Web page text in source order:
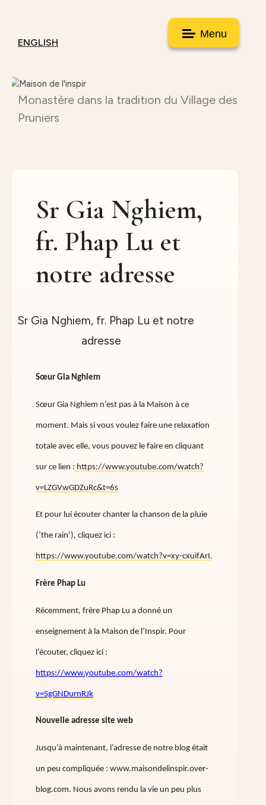
Menu
ENGLISH
Monastère dans la tradition du Village des
Pruniers
Sr Gia Nghiem,
fr. Phap Lu et
notre adresse
Sœur Gia Nghiem
Sœur Gia Nghiem n’est pas à la Maison à ce
moment. Mais si vous voulez faire une relaxation
totale avec elle, vous pouvez le faire en cliquant
sur ce lien : https://www.youtube.com/watch?
v=LZGVwGDZuRc&t=6s
Et pour lui écouter chanter la chanson de la pluie
(‘the rain’), cliquez ici :
https://www.youtube.com/watch?v=xy-cxuifArI.
Frère Phap Lu
Récemment, frère Phap Lu a donné un
enseignement à la Maison de l’Inspir. Pour
l’écouter, cliquez ici :
https://www.youtube.com/watch?
v=SgGNDurnRJk
Nouvelle adresse site web
Jusqu’à maintenant, l’adresse de notre blog était
un peu compliquée : www.maisondelinspir.over-
blog.com. Nous avons rendu la vie un peu plus